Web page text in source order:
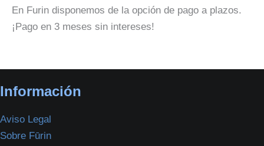
En Furin disponemos de la opción de pago a plazos.
¡Pago en 3 meses sin intereses!
Información
Aviso Legal
Sobre Fūrin